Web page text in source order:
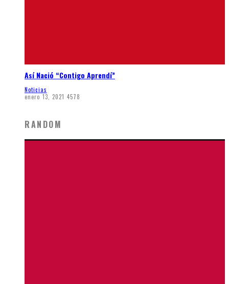
Así Nació “Contigo Aprendí”
Noticias
enero 13, 2021 4578
RANDOM